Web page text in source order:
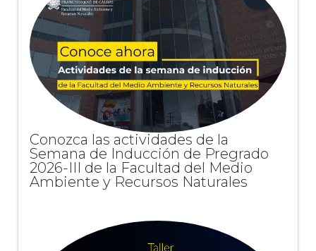
Conozca las actividades de la
Semana de Inducción de Pregrado
2026-III de la Facultad del Medio
Ambiente y Recursos Naturales